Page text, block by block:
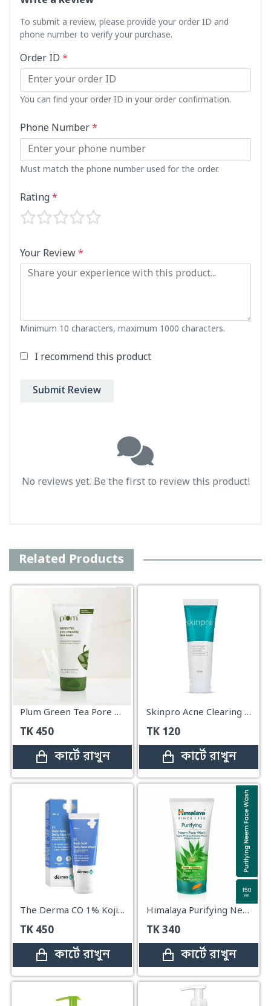
To submit a review, please provide your order ID and
phone number to verify your purchase.
Order ID *
You can find your order ID in your order confirmation.
Phone Number*
Must match the phone number used for the order.
Rating*
Your Review*
Minimum 10 characters, maximum 1000 characters.
I recommend this product
Submit Review
No reviews yet. Be the first to review this product!
Related Products
Plum Green Tea Pore Cleansing Face Wash 100ml
TK 450
কার্টে রাখুন
Skinpro Acne Clearing Gel Cleanser -100ml
TK 120
কার্টে রাখুন
The Derma CO 1% Kojic Acid Daily Face Wash – 100ml
TK 450
কার্টে রাখুন
Himalaya Purifying Neem Face Wash – 150ml
TK340
কার্টে রাখুন